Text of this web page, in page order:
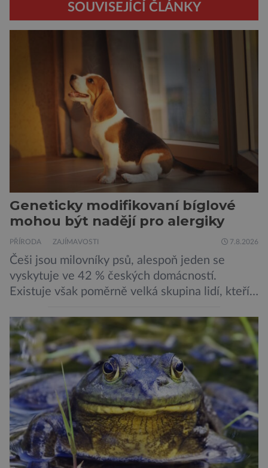
SOUVISEJÍCÍ ČLÁNKY
Geneticky modifikovaní bíglové
mohou být nadějí pro alergiky
PŘÍRODA ZAJÍMAVOSTI 7.8.2026
Češi jsou milovníky psů, alespoň jeden se
vyskytuje ve 42 % českých domácností.
Existuje však poměrně velká skupina lidí, kteří
jsou alergičtí. Jejich imunitní systém
přecitlivěle reaguje na proteiny obsažené v
psích slinách, potu, moči a šupinkách kůže,
zachycených v srsti. Vědci nyní geneticky
upravili psy, aby […]